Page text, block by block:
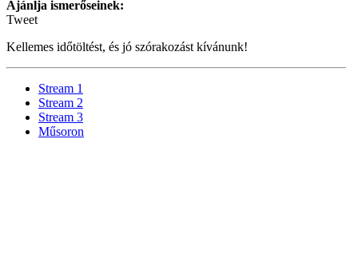
Ajánlja ismerőseinek:
Tweet
Kellemes időtöltést, és jó szórakozást kívánunk!
Stream 1
Stream 2
Stream 3
Műsoron